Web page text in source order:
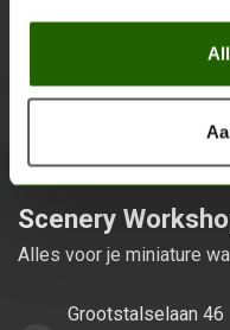
Blijf op de
Scenery
Alles voor je miniature
Grootstalselaan 46